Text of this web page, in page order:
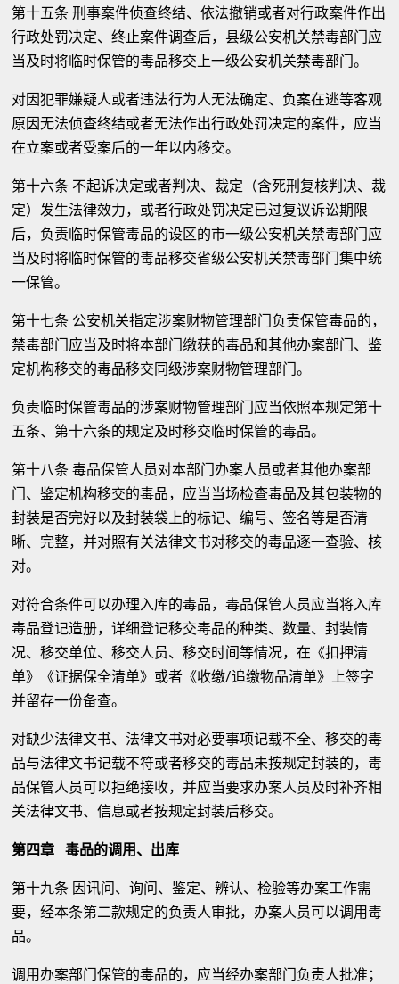
第十五条 刑事案件侦查终结、依法撤销或者对行政案件作出
行政处罚决定、终止案件调查后，县级公安机关禁毒部门应
当及时将临时保管的毒品移交上一级公安机关禁毒部门。
对因犯罪嫌疑人或者违法行为人无法确定、负案在逃等客观
原因无法侦查终结或者无法作出行政处罚决定的案件，应当
在立案或者受案后的一年以内移交。
第十六条 不起诉决定或者判决、裁定（含死刑复核判决、裁
定）发生法律效力，或者行政处罚决定已过复议诉讼期限
后，负责临时保管毒品的设区的市一级公安机关禁毒部门应
当及时将临时保管的毒品移交省级公安机关禁毒部门集中统
一保管。
第十七条 公安机关指定涉案财物管理部门负责保管毒品的，
禁毒部门应当及时将本部门缴获的毒品和其他办案部门、鉴
定机构移交的毒品移交同级涉案财物管理部门。
负责临时保管毒品的涉案财物管理部门应当依照本规定第十
五条、第十六条的规定及时移交临时保管的毒品。
第十八条 毒品保管人员对本部门办案人员或者其他办案部
门、鉴定机构移交的毒品，应当当场检查毒品及其包装物的
封装是否完好以及封装袋上的标记、编号、签名等是否清
晰、完整，并对照有关法律文书对移交的毒品逐一查验、核
对。
对符合条件可以办理入库的毒品，毒品保管人员应当将入库
毒品登记造册，详细登记移交毒品的种类、数量、封装情
况、移交单位、移交人员、移交时间等情况，在《扣押清
单》《证据保全清单》或者《收缴/追缴物品清单》上签字
并留存一份备查。
对缺少法律文书、法律文书对必要事项记载不全、移交的毒
品与法律文书记载不符或者移交的毒品未按规定封装的，毒
品保管人员可以拒绝接收，并应当要求办案人员及时补齐相
关法律文书、信息或者按规定封装后移交。
第四章 毒品的调用、出库
第十九条 因讯问、询问、鉴定、辨认、检验等办案工作需
要，经本条第二款规定的负责人审批，办案人员可以调用毒
品。
调用办案部门保管的毒品的，应当经办案部门负责人批准；